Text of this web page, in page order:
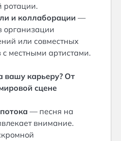
ротации.
и коллаборации —
организации
или совместных
с местными артистами.
вашу карьеру? От
сцене
— песня на
внимание.